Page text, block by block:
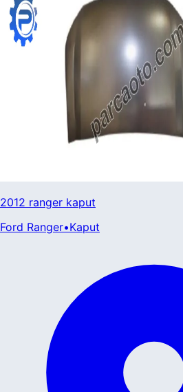
2012 ranger kaput
Ford Ranger•Kaput